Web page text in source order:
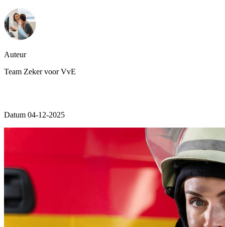
Auteur
Team Zeker voor VvE
Datum 04-12-2025